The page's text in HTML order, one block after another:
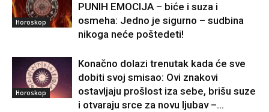
Horoskop
PUNIH EMOCIJA – biće i suza i
osmeha: Jedno je sigurno – sudbina
nikoga neće poštedeti!
Horoskop
Konačno dolazi trenutak kada će sve
dobiti svoj smisao: Ovi znakovi
ostavljaju prošlost iza sebe, brišu suze
i otvaraju srce za novu ljubav –...